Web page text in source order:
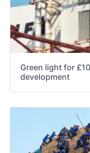
Green light for
development